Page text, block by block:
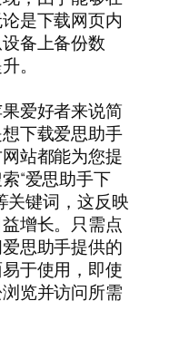
是下载网页内
备上备份数
。
爱好者来说简
下载爱思助手
站都能为您提
“爱思助手下
关键词，这反映
增长。只需点
思助手提供的
于使用，即使
览并访问所需